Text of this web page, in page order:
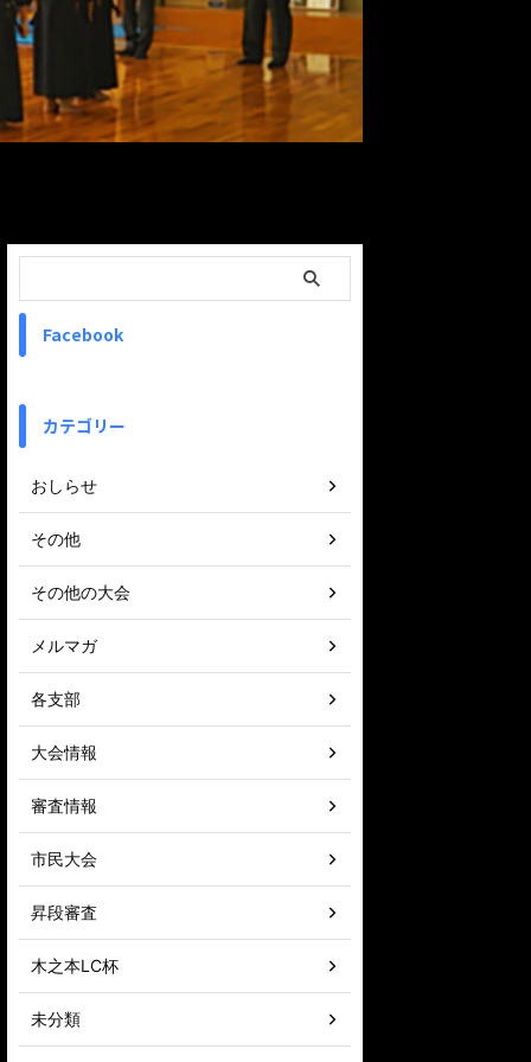
Facebook
カテゴリー
おしらせ
その他
その他の大会
メルマガ
各支部
大会情報
審査情報
市民大会
昇段審査
木之本LC杯
未分類